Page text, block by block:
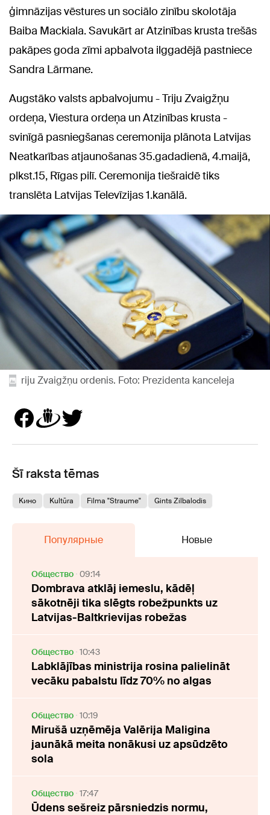
ģimnāzijas vēstures un sociālo zinību skolotāja
Baiba Mackiala. Savukārt ar Atzinības krusta trešās
pakāpes goda zīmi apbalvota ilggadējā pastniece
Sandra Lārmane.
Augstāko valsts apbalvojumu - Triju Zvaigžņu
ordeņa, Viestura ordeņa un Atzinības krusta -
svinīgā pasniegšanas ceremonija plānota Latvijas
Neatkarības atjaunošanas 35.gadadienā, 4.maijā,
plkst.15, Rīgas pilī. Ceremonija tiešraidē tiks
translēta Latvijas Televīzijas 1.kanālā.
riju Zvaigžņu ordenis. Foto: Prezidenta kanceleja
Šī raksta tēmas
Kино Kultūra Filma "Straume" Gints Zilbalodis
Популярные Новые
Oбщество 09:14
Dombrava atklāj iemeslu, kādēļ
sākotnēji tika slēgts robežpunkts uz
Latvijas-Baltkrievijas robežas
Oбщество 10:43
Labklājības ministrija rosina palielināt
vecāku pabalstu līdz 70% no algas
Oбщество 10:19
Mirušā uzņēmēja Valērija Maligina
jaunākā meita nonākusi uz apsūdzēto
sola
Oбщество 17:47
Ūdens sešreiz pārsniedzis normu,